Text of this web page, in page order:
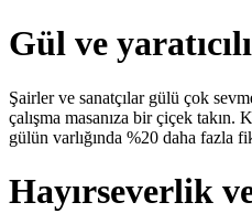
Gül ve
Şairler ve sanatçılar gülü çok
çalışma masanıza bir çiçek
gülün varlığında %20 daha fazla
Hayırseverlik